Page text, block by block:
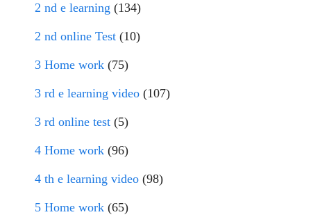
2 nd e learning (134)
2 nd online Test (10)
3 Home work (75)
3 rd e learning video (107)
3 rd online test (5)
4 Home work (96)
4 th e learning video (98)
5 Home work (65)